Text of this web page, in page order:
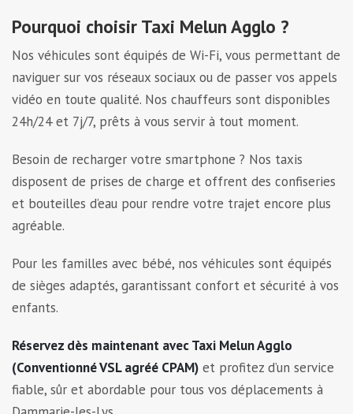
Pourquoi choisir Taxi Melun Agglo ?
Nos véhicules sont équipés de Wi-Fi, vous permettant de
naviguer sur vos réseaux sociaux ou de passer vos appels
vidéo en toute qualité. Nos chauffeurs sont disponibles
24h/24 et 7j/7, prêts à vous servir à tout moment.
Besoin de recharger votre smartphone ? Nos taxis
disposent de prises de charge et offrent des confiseries
et bouteilles d’eau pour rendre votre trajet encore plus
agréable.
Pour les familles avec bébé, nos véhicules sont équipés
de sièges adaptés, garantissant confort et sécurité à vos
enfants.
Réservez dès maintenant avec Taxi Melun Agglo
(Conventionné VSL agréé CPAM) et profitez d’un service
fiable, sûr et abordable pour tous vos déplacements à